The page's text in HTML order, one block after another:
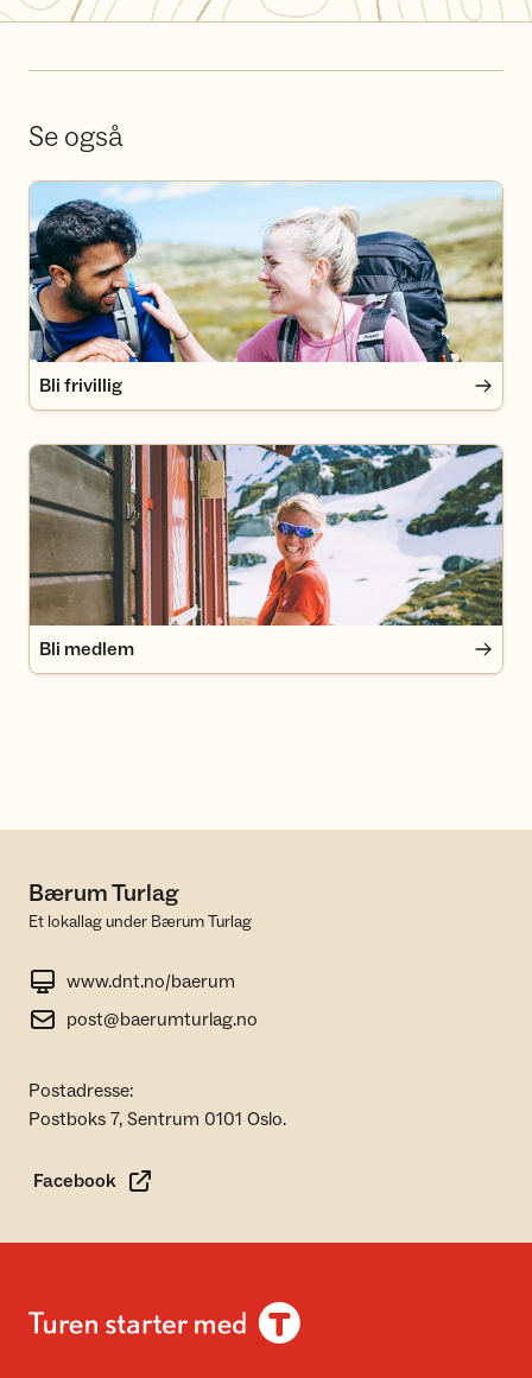
Se også
Bli frivillig
Bli frivillig
Bli medlem
Bli medlem
Bærum Turlag
Et lokallag under Bærum Turlag
www.dnt.no/baerum
post@baerumturlag.no
Postadresse:
Postboks 7, Sentrum 0101 Oslo.
Facebook